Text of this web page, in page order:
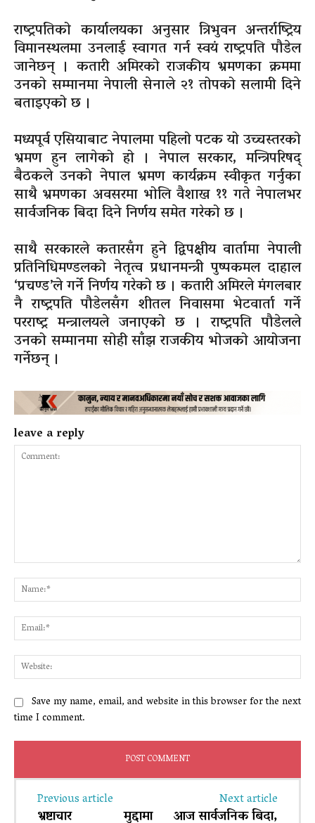
राष्ट्रपतिको कार्यालयका अनुसार त्रिभुवन अन्तर्राष्ट्रिय
विमानस्थलमा उनलाई स्वागत गर्न स्वयं राष्ट्रपति पौडेल
जानेछन् । कतारी अमिरको राजकीय भ्रमणका क्रममा
उनको सम्मानमा नेपाली सेनाले २१ तोपको सलामी दिने
बताइएको छ ।
मध्यपूर्व एसियाबाट नेपालमा पहिलो पटक यो उच्चस्तरको
भ्रमण हुन लागेको हो । नेपाल सरकार, मन्त्रिपरिषद्
बैठकले उनको नेपाल भ्रमण कार्यक्रम स्वीकृत गर्नुका
साथै भ्रमणका अवसरमा भोलि वैशाख ११ गते नेपालभर
सार्वजनिक बिदा दिने निर्णय समेत गरेको छ ।
साथै सरकारले कतारसँग हुने द्विपक्षीय वार्तामा नेपाली
प्रतिनिधिमण्डलको नेतृत्व प्रधानमन्त्री पुष्पकमल दाहाल
‘प्रचण्ड’ले गर्ने निर्णय गरेको छ । कतारी अमिरले मंगलबार
नै राष्ट्रपति पौडेलसँग शीतल निवासमा भेटवार्ता गर्ने
परराष्ट्र मन्त्रालयले जनाएको छ । राष्ट्रपति पौडेलले
उनको सम्मानमा सोही साँझ राजकीय भोजको आयोजना
गर्नेछन् ।
leave a reply
Save my name, email, and website in this browser for the next
time I comment.
Previous article
भ्रष्टाचार मुद्दामा
Next article
आज सार्वजनिक बिदा,